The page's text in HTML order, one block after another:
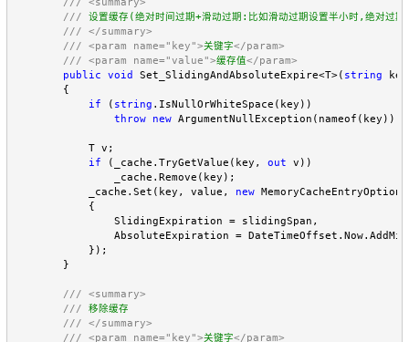
/// 设置缓存(绝对时间过期+滑动过期:比如滑动过期设置半小时,绝对过
///
</summary>
///
<param name="key">关键字</param>
///
<param name="value">缓存值</param>
public
void Set_SlidingAndAbsoluteExpire<T>( string
        {
if ( string .IsNullOrWhiteSpace(key))
throw
new ArgumentNullException(nameof(key));
            T v;
if (_cache.TryGetValue(key, out v))
                _cache.Remove(key);
            _cache.Set(key, value,
new
            {
                SlidingExpiration = slidingSpan,
AbsoluteExpiration =
            });
        }
///
<summary>
/// 移除缓存
///
</summary>
///
<param name="key">关键字</param>